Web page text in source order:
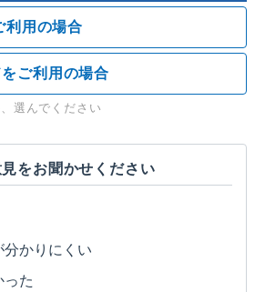
利用の場合
ご利用の場合
選んでください
をお聞かせください
かりにくい
った